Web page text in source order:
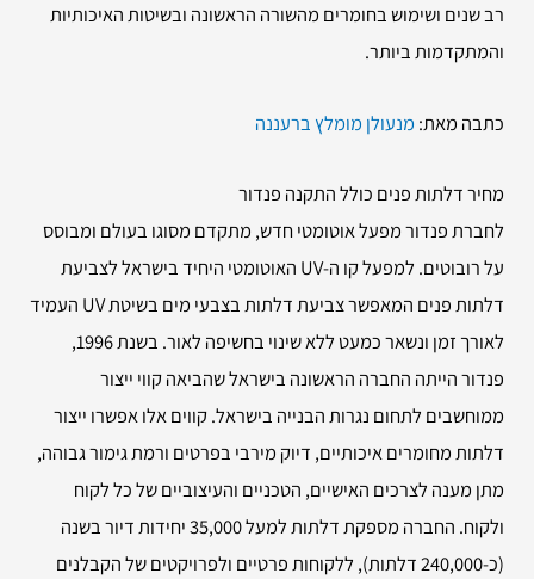
רב שנים ושימוש בחומרים מהשורה הראשונה ובשיטות האיכותיות
והמתקדמות ביותר.
כתבה מאת: מנעולן מומלץ ברעננה
מחיר דלתות פנים כולל התקנה פנדור
לחברת פנדור מפעל אוטומטי חדש, מתקדם מסוגו בעולם ומבוסס
על רובוטים. למפעל קו ה-UV האוטומטי היחיד בישראל לצביעת
דלתות פנים המאפשר צביעת דלתות בצבעי מים בשיטת UV העמיד
לאורך זמן ונשאר כמעט ללא שינוי בחשיפה לאור. בשנת 1996,
פנדור הייתה החברה הראשונה בישראל שהביאה קווי ייצור
ממוחשבים לתחום נגרות הבנייה בישראל. קווים אלו אפשרו ייצור
דלתות מחומרים איכותיים, דיוק מירבי בפרטים ורמת גימור גבוהה,
מתן מענה לצרכים האישיים, הטכניים והעיצוביים של כל לקוח
ולקוח. החברה מספקת דלתות למעל 35,000 יחידות דיור בשנה
(כ-240,000 דלתות), ללקוחות פרטיים ולפרויקטים של הקבלנים